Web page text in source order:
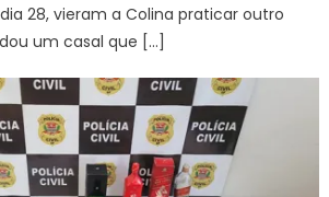
28, vieram a Colina praticar outro
um casal que […]